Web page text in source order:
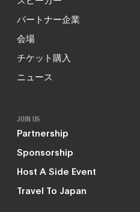
パートナー企業
会場
チケット購入
ニュース
JOIN US
Partnership
Sponsorship
Host A Side Event
Travel To Japan